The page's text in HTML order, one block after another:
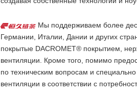
Мы поддерживаем более
Германии, Италии, Дании и других
покрытые DACROMET® покрытием,
вентиляции. Кроме того, помимо
по техническим вопросам и
вентиляции в соответствии с